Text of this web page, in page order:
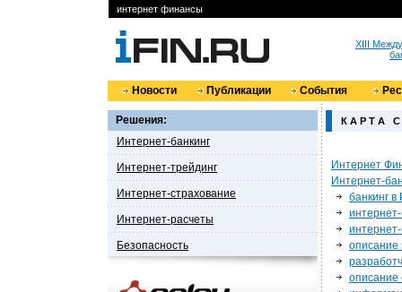
интернет финансы
XIII
Новости Публикации События
Решения:
Интернет-банкинг
Интернет-трейдинг
Интернет-страхование
Интернет-расчеты
Безопасность
К А Р Т А С
Интернет
Интернет-
банкинг
описание
описание